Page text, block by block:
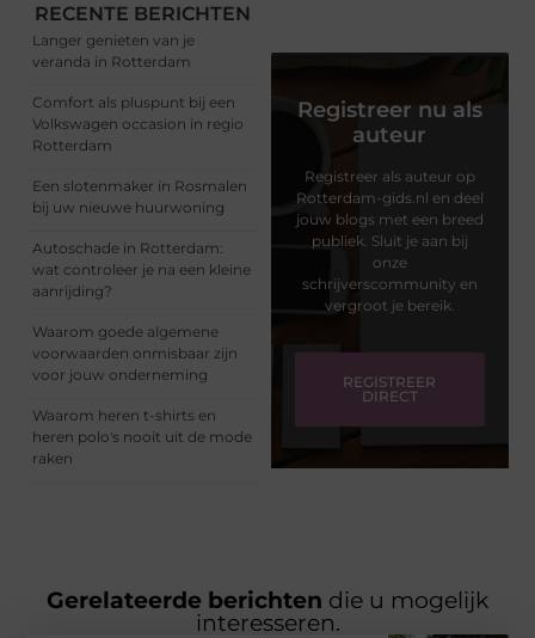
RECENTE BERICHTEN
Langer genieten van je
veranda in Rotterdam
Comfort als pluspunt bij een
Volkswagen occasion in regio
Rotterdam
Een slotenmaker in Rosmalen
bij uw nieuwe huurwoning
Autoschade in Rotterdam:
wat controleer je na een kleine
aanrijding?
Waarom goede algemene
voorwaarden onmisbaar zijn
voor jouw onderneming
Waarom heren t-shirts en
heren polo's nooit uit de mode
raken
Registreer nu als
auteur
Registreer als auteur op
Rotterdam-gids.nl en deel
jouw blogs met een breed
publiek. Sluit je aan bij
onze
schrijverscommunity en
vergroot je bereik.
REGISTREER
DIRECT
Gerelateerde berichten die u mogelijk
interesseren.